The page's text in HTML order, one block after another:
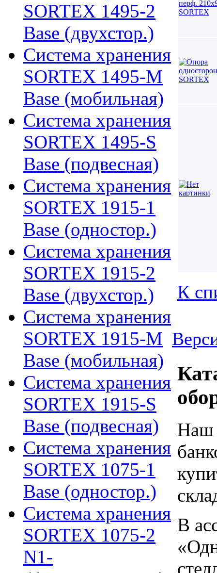
SORTEX 1495-2
Base (двухстор.)
Система хранения
SORTEX 1495-M
Base (мобильная)
Система хранения
SORTEX 1495-S
Base (подвесная)
Система хранения
SORTEX 1915-1
Base (одностор.)
Система хранения
SORTEX 1915-2
Base (двухстор.)
Система хранения
SORTEX 1915-M
Base (мобильная)
Система хранения
SORTEX 1915-S
Base (подвесная)
Система хранения
SORTEX 1075-1
Base (одностор.)
Система хранения
SORTEX 1075-2
N1-
К
Наш
В